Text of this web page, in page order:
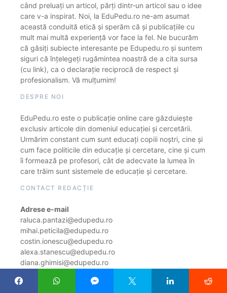
când preluați un articol, părți dintr-un articol sau o idee
care v-a inspirat. Noi, la EduPedu.ro ne-am asumat
această conduită etică și sperăm că și publicațiile cu
mult mai multă experiență vor face la fel. Ne bucurăm
că găsiți subiecte interesante pe Edupedu.ro și suntem
siguri că înțelegeți rugămintea noastră de a cita sursa
(cu link), ca o declarație reciprocă de respect și
profesionalism. Vă mulțumim!
DESPRE NOI
EduPedu.ro este o publicație online care găzduiește
exclusiv articole din domeniul educației și cercetării.
Urmărim constant cum sunt educați copiii noștri, cine și
cum face politicile din educație și cercetare, cine și cum
îi formează pe profesori, cât de adecvate la lumea în
care trăim sunt sistemele de educație și cercetare.
CONTACT REDACȚIE
Adrese e-mail
raluca.pantazi@edupedu.ro
mihai.peticila@edupedu.ro
costin.ionescu@edupedu.ro
alexa.stanescu@edupedu.ro
diana.ghimisi@edupedu.ro
ramona.florea@edupedu.ro